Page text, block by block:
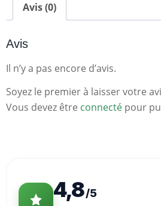
Avis (0)
Avis
Il n’y a pas encore d’avis.
Soyez le premier à laisser votre
Vous devez être connecté pour
4,8/5